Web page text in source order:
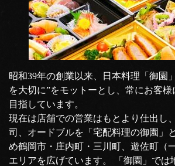
昭和39年の創業以来、日本料理「御園
を大切に”をモットーとし、常にお客
目指しています。
現在は店舗での営業はもとより仕出し
司、オードブルを「宅配料理の御園」
め鶴岡市・庄内町・三川町、遊佐町（
エリアを広げています。 「御園」では